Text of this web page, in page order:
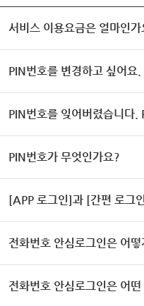
서비스 이용요금은 얼마인가
PIN번호를 변경하고 싶어요.
PIN번호를 잊어버렸습니다.
PIN번호가 무엇인가요?
[APP 로그인]과 [간편 로그
전화번호 안심로그인은 어
전화번호 안심로그인은 어